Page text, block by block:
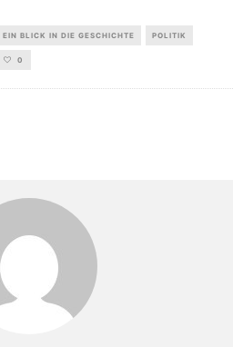
EIN BLICK IN DIE GESCHICHTE POLITIK
0